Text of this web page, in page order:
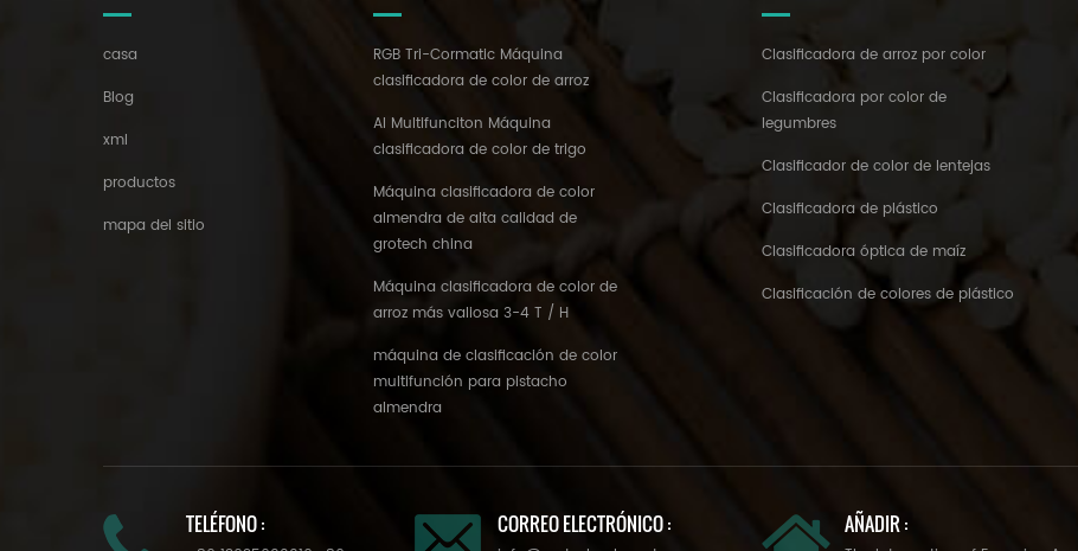
casa
Blog
xml
productos
mapa del sitio
RGB Tri-Cormatic Máquina
clasificadora de color de arroz
AI Multifunciton Máquina
clasificadora de color de trigo
Máquina clasificadora de color
almendra de alta calidad de
grotech china
Máquina clasificadora de color de
arroz más valiosa 3-4 T / H
máquina de clasificación de color
multifunción para pistacho
almendra
Clasificadora de arroz por color
Clasificadora por color de
legumbres
Clasificador de color de lentejas
Clasificadora de plástico
Clasificadora óptica de maíz
Clasificación de colores de plástico
TELÉFONO : CORREO ELECTRÓNICO : AÑADIR :